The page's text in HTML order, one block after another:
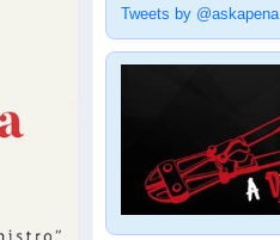
Tweets by @askapena